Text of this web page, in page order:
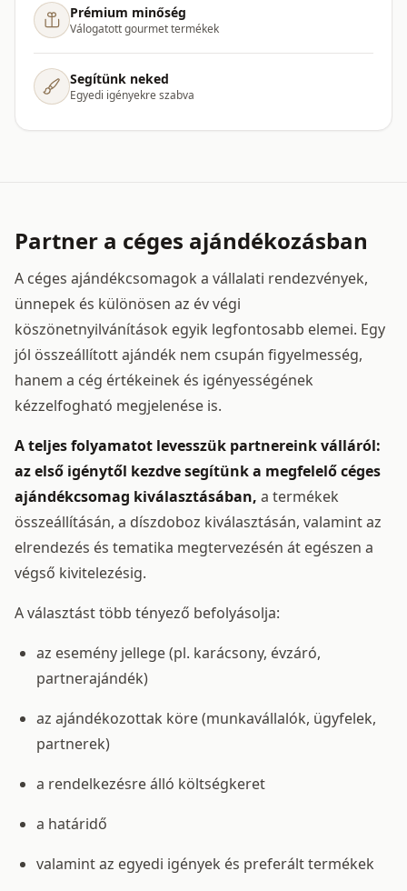
Prémium minőség
Válogatott gourmet termékek
Segítünk neked
Egyedi igényekre szabva
Partner a céges ajándékozásban
A céges ajándékcsomagok a vállalati rendezvények,
ünnepek és különösen az év végi
köszönetnyilvánítások egyik legfontosabb elemei. Egy
jól összeállított ajándék nem csupán figyelmesség,
hanem a cég értékeinek és igényességének
kézzelfogható megjelenése is.
A teljes folyamatot levesszük partnereink válláról:
az első igénytől kezdve segítünk a megfelelő céges
ajándékcsomag kiválasztásában, a termékek
összeállításán, a díszdoboz kiválasztásán, valamint az
elrendezés és tematika megtervezésén át egészen a
végső kivitelezésig.
A választást több tényező befolyásolja:
az esemény jellege (pl. karácsony, évzáró,
partnerajándék)
az ajándékozottak köre (munkavállalók, ügyfelek,
partnerek)
a rendelkezésre álló költségkeret
a határidő
valamint az egyedi igények és preferált termékek